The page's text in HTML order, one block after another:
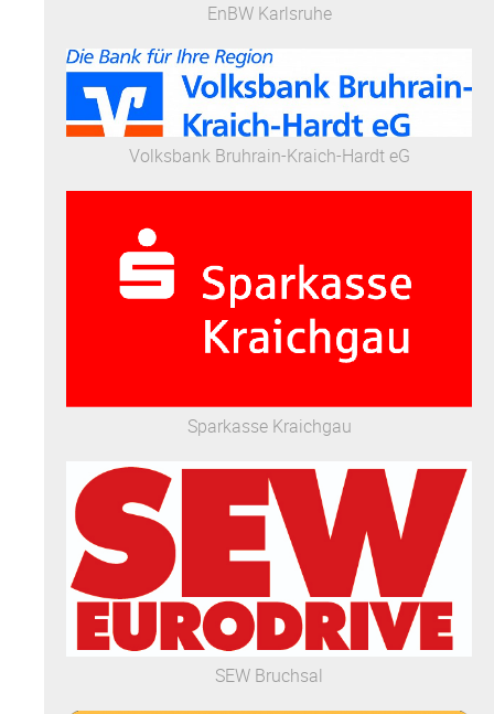
EnBW Karlsruhe
Volksbank Bruhrain-Kraich-Hardt eG
Sparkasse Kraichgau
SEW Bruchsal